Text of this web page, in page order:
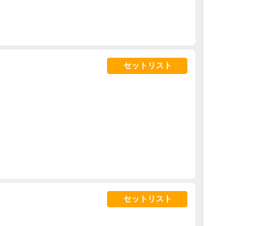
セットリスト
セットリスト